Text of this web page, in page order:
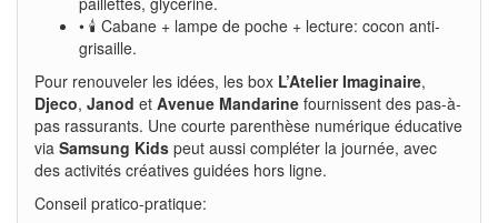
• 🕯️ Cabane + lampe de poche + lecture: cocon anti-
grisaille.
Pour renouveler les idées, les box L’Atelier Imaginaire,
Djeco, Janod et Avenue Mandarine fournissent des pas-à-
pas rassurants. Une courte parenthèse numérique éducative
via Samsung Kids peut aussi compléter la journée, avec
des activités créatives guidées hors ligne.
Conseil pratico-pratique: